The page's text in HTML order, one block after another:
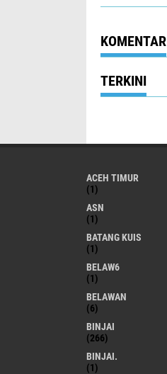
KOMENTAR
TERKINI
ACEH TIMUR
(1)
ASN
(1)
BATANG KUIS
(1)
BELAW6
(1)
BELAWAN
(6)
BINJAI
(266)
BINJAI.
(1)